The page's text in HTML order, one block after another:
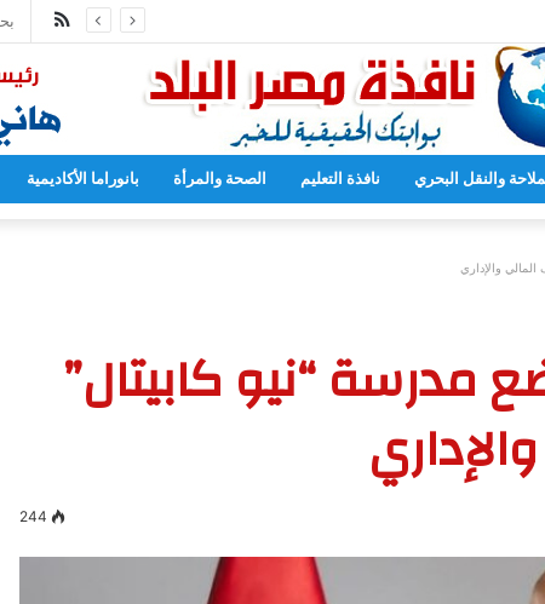
بدءا من العام المقبل
ملخص
الموقع
RSS
والنقل البحري نافذة التعليم الصحة والمرأة بانوراما الأكاديمية
والإداري
مدرسة “نيو كابيتال”
244